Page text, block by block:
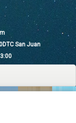
San Juan